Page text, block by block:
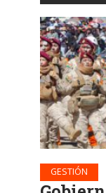
GESTIÓN